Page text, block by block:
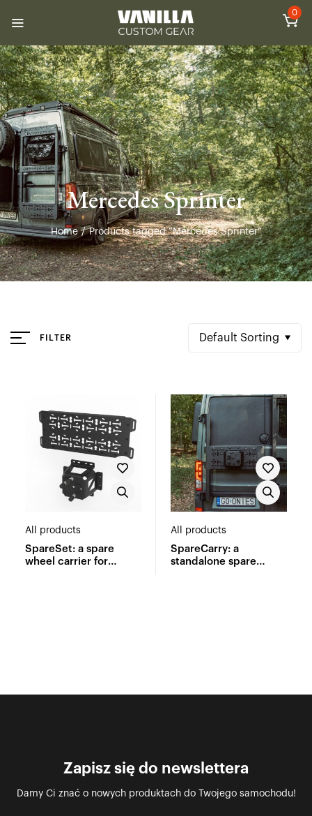
0
Mercedes Sprinter
Home / Products tagged “Mercedes Sprinter”
FILTER Default Sorting
All products
SpareSet: a spare
wheel carrier for
All products
SpareCarry: a
standalone spare
Zapisz się do newslettera
Damy Ci znać o nowych produktach do Twojego samochodu!